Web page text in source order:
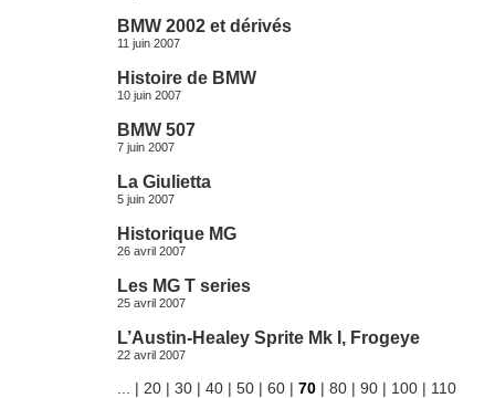
BMW 2002 et dérivés
11 juin 2007
Histoire de BMW
10 juin 2007
BMW 507
7 juin 2007
La Giulietta
5 juin 2007
Historique MG
26 avril 2007
Les MG T series
25 avril 2007
L’Austin-Healey Sprite Mk I, Frogeye
22 avril 2007
| 20 | 30 | 40 | 50 | 60 | 70 | 80 | 90 | 100 | 110